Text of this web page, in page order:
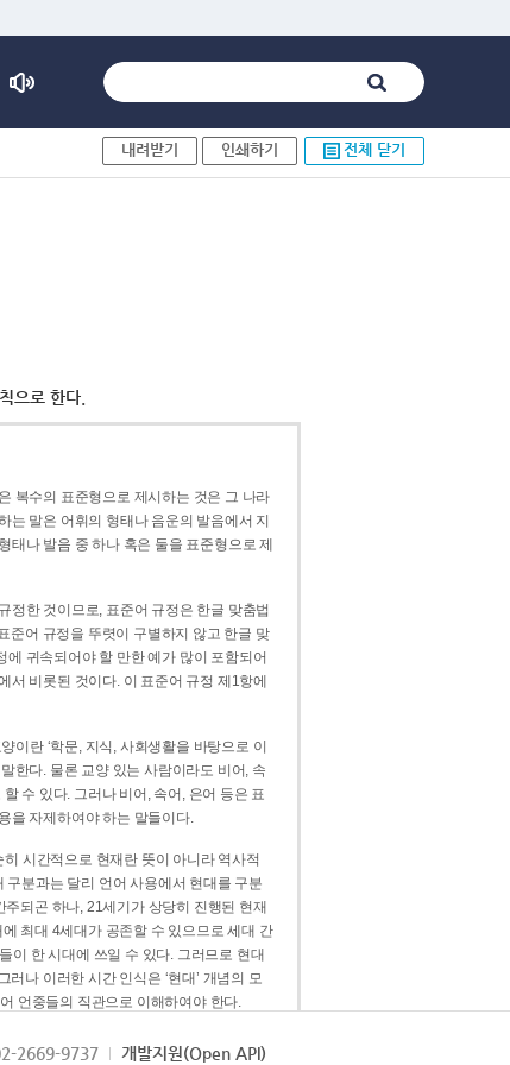
내려받기 인쇄하기 전체 닫기
으로 한다.
복수의 표준형으로 제시하는 것은 그 나라
는 말은 어휘의 형태나 음운의 발음에서 지
나 발음 중 하나 혹은 둘을 표준형으로 제
정한 것이므로, 표준어 규정은 한글 맞춤법
준어 규정을 뚜렷이 구별하지 않고 한글 맞
귀속되어야 할 만한 예가 많이 포함되어
서 비롯된 것이다. 이 표준어 규정 제1항에
이란 ‘학문, 지식, 사회생활을 바탕으로 이
한다. 물론 교양 있는 사람이라도 비어, 속
수 있다. 그러나 비어, 속어, 은어 등은 표
을 자제하여야 하는 말들이다.
시간적으로 현재란 뜻이 아니라 역사적
분과는 달리 언어 사용에서 현대를 구분
되곤 하나, 21세기가 상당히 진행된 현재
최대 4세대가 공존할 수 있으므로 세대 간
이 한 시대에 쓰일 수 있다. 그러므로 현대
나 이러한 시간 인식은 ‘현대’ 개념의 모
언중들의 직관으로 이해하여야 한다.
성격을 가장 크게 드러내 주는 기준이다.
2669-9737 개발지원(Open API)